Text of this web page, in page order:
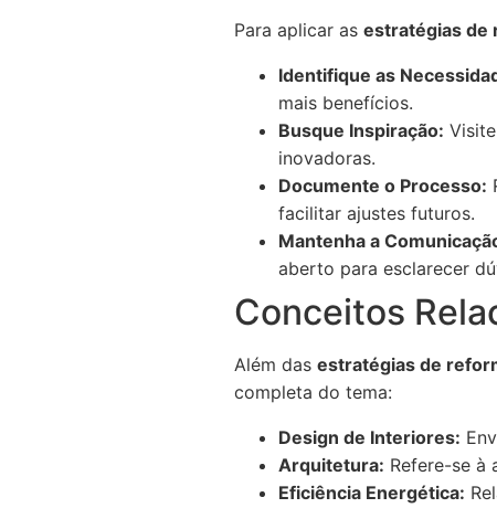
Para aplicar as estratégias de
Identifique as
mais benefícios.
Busque Inspiração:
inovadoras.
Documente o Processo:
facilitar ajustes futuros.
Mantenha a
aberto para esclarecer
Conceitos
Além das estratégias de
completa do tema:
Design de Interiores:
Arquitetura: Refere-se à
Eficiência Energética: